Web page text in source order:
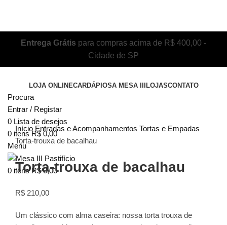
Entrega Grátis para compras acima de R$ 400,00 -
Cidade de SP
LOJA ONLINECARDÁPIOSA MESA III LOJASCONTATO
Procura
Entrar / Registar
0 Lista de desejos
0 itens R$0,00
Menu
0 itens R$0,00
Clique para ampliar
Início Entradas e Acompanhamentos Tortas e Empadas
Torta-trouxa de bacalhau
Torta-trouxa de bacalhau
R$ 210,00
Um clássico com alma caseira: nossa torta trouxa de